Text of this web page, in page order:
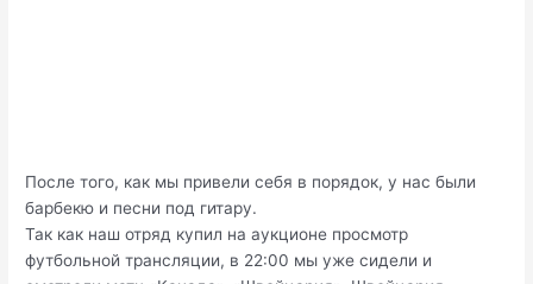
После того, как мы привели себя в порядок, у нас были
барбекю и песни под гитару.
Так как наш отряд купил на аукционе просмотр
футбольной трансляции, в 22:00 мы уже сидели и